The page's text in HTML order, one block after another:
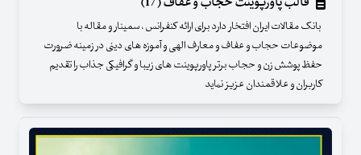
بانک مقالات ایران افتخار دارد برای ارائه کنفرانس ، سمینار و مقاله با
موضوعات حجاب و عفاف و معارف الهی و آموزه های دینی در زمینه ضرورت
حفظ پوشش زن و حجاب برتر پاورپوینت های زیبا و گرافیکی جذاب را تقدیم
کاربران و علاقمندان عزیز نماید